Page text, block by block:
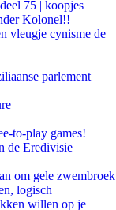
75 | koopjes
Kolonel!!
vleugje cynisme de
parlement
to-play games!
de Eredivisie
om gele zwembroek
logisch
willen op je